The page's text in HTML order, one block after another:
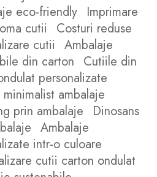
eco-friendly Imprimare
cutii
Costuri reduse
cutii Ambalaje
din carton Cutiile din
personalizate
ambalaje
prin ambalaje
Dinosans
Ambalaje
intr-o culoare
cutii carton ondulat